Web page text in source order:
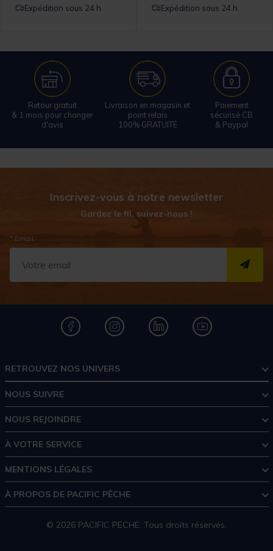
Expédition sous 24 h Expédition sous 24 h
Retour gratuit
& 1 mois pour changer
d'avis
Livraison en magasin et
point relais
100% GRATUITE
Paiement
sécurisé CB
& Paypal
Inscrivez-vous à notre newsletter
Gardez le fil, suivez-nous !
* Email
RETROUVEZ NOS UNIVERS
NOUS SUIVRE
NOUS REJOINDRE
À VOTRE SERVICE
MENTIONS LÉGALES
À PROPOS DE PACIFIC PÊCHE
© 2026 PACIFIC PECHE. Tous droits réservés.